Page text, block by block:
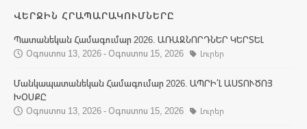
ՎԵՐՋԻՆ ՀՐԱՊԱՐԱԿՈՒՄՆԵՐԸ
Պատանեկան Համագումար 2026. ԱՌԱՋՆՈՐԴՆԵՐ ԿԵՐՏԵԼ
Օգոստոս 13, 2026 - Օգոստոս 15, 2026
Լուրեր
Մանկապատանեկան Համագումար 2026. ԱՊՐԻ՛Լ ԱՍՏՈՒԾՈՅ
ԽՕՍՔԸ
Օգոստոս 13, 2026 - Օգոստոս 15, 2026
Լուրեր